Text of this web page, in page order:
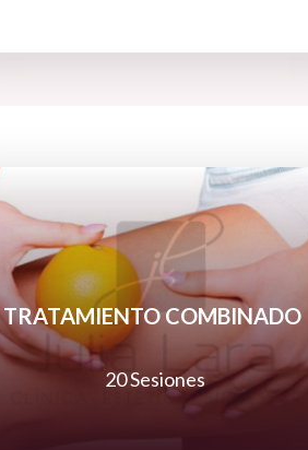
TRATAMIENTO COMBINADO
20 Sesiones